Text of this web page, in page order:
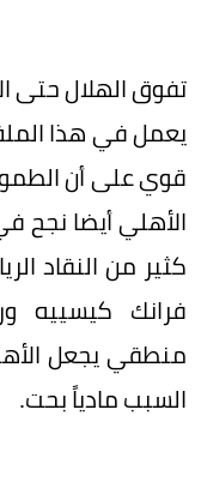
تفوق الهلال حتى
يعمل في هذا
قوي على أن
الأهلي أيضا نجح
كثير من النقاد
فرانك كيسييه
منطقي يجعل
السبب مادياً بحت.